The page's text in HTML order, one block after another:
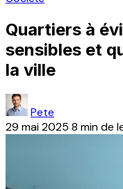
Quartiers à
sensibles et
la ville
Pete
29 mai 2025 8 min de